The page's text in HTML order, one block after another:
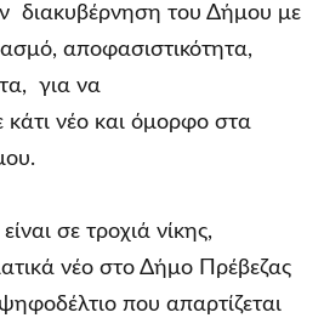
διακυβέρνηση του Δήμου με
αποφασιστικότητα,
για να
νέο και όμορφο στα
σε τροχιά νίκης,
νέο στο Δήμο Πρέβεζας
που απαρτίζεται